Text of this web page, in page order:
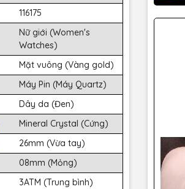
116175
Nữ giới (Women's
Watches)
Mặt vuông (Vàng gold)
Máy Pin (Máy Quartz)
Dây da (Đen)
Mineral Crystal (Cứng)
26mm (Vừa tay)
08mm (Mỏng)
3ATM (Trung bình)